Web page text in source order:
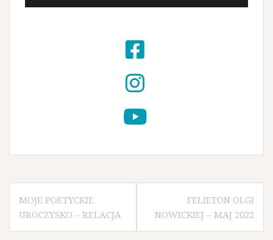
MOJE POETYCKIE
UROCZYSKO – RELACJA
FELIETON OLGI
NOWICKIEJ – MAJ 2022